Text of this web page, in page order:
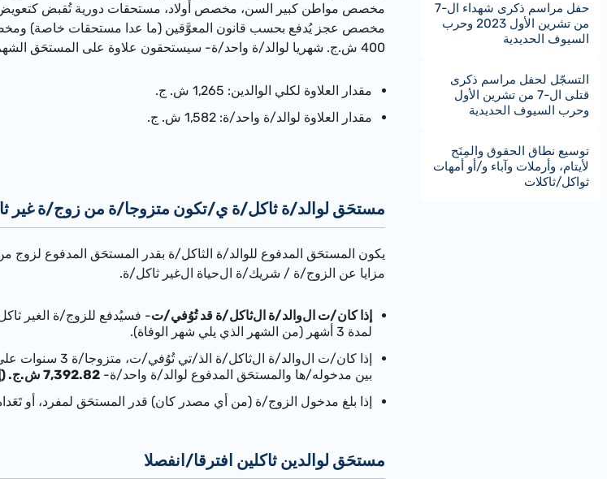
حفل مراسم ذكرى شهداء ال-7
من تشرين الأول 2023 وحرب
السيوف الحديدية
التسجّل لحفل مراسم ذكرى
قتلى ال-7 من تشرين الأول
وحرب السيوف الحديدية
توسيع نطاق الحقوق والمِنَح
لأيتام، وأرملات وآباء و/أو أمهات
ثواكل/ثاكلات
مخصص مواطن كبير السن، مخصص أولاد، مستحقات دورية تُقبض
400 ش.ج. شهريا لوالد/ة واحد/ة- سيستحقون علاوة على المستحَق الشهري.
مقدار العلاوة لكلي الوالدين: 1,265 ش. ج.
مقدار العلاوة لوالد/ة واحد/ة: 1,582 ش. ج.
مستحَق لوالد/ة ثاكل/ة ي/تكون متزوجا/ة من زوج/ة غير
يكون المستحَق المدفوع للوالد/ة الثاكل/ة بقدر المستحَق المدفوع لزوج من
مزايا عن الزوج/ة / شريك/ة الحياة الغير ثاكل/ة.
إذا كان/ت الوالد/ة الثاكل/ة قدتُوُفي/ت- فسيُدفع للزوج/ة الغير
لمدة 3 أشهر (من الشهر الذي يلي شهر الوفاة).
إذا كان/ت الوالد/ة الثاكل/ة الذ/تي تُوُفي/ت، متزوجا/ة 3 سنوات على الأقل قبل وفاته/ها من زوج/ة غير ثاكل/ة
بين مدخوله/ها والمستحَق المدفوع لوالد/ة واحد/ة- 7,392.82 ش.ج. (إبتداءً من- 01.01.2025)
إذا بلغ مدخول الزوج/ة (من أي مصدر كان) قدر المستحَق لمفرد، أو
مستحَق لوالدين ثاكلين افترقا/انفصلا